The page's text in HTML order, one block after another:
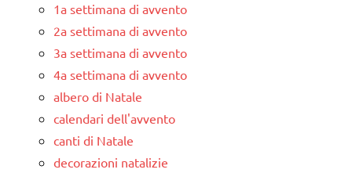
1a settimana di avvento
2a settimana di avvento
3a settimana di avvento
4a settimana di avvento
albero di Natale
calendari dell'avvento
canti di Natale
decorazioni natalizie